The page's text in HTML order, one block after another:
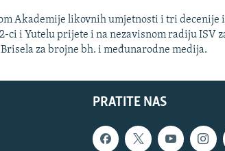
Akademije likovnih umjetnosti i tri decenije
ci i Yutelu prijete i na nezavisnom radiju ISV
Brisela za brojne bh. i međunarodne medija.
PRATITE NAS